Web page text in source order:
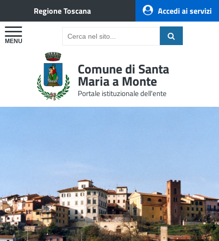
Accedi ai servizi
Regione Toscana
Comune di Santa
Maria a Monte
Portale istituzionale dell'ente